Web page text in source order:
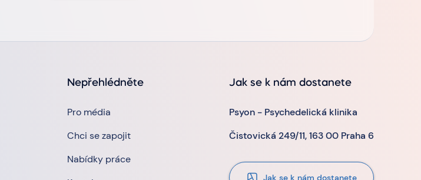
Nepřehlédněte
Pro média
Chci se zapojit
Nabídky práce
Jak se k nám dostanete
Psyon - Psychedelická klinika
Čistovická 249/11, 163 00 Praha 6
Jak se k nám dostanete